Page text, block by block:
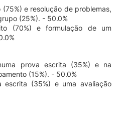
e resolução de problemas,
(25%). - 50.0%
(70%) e formulação de um
prova escrita (35%) e na
(15%). - 50.0%
(35%) e uma avaliação